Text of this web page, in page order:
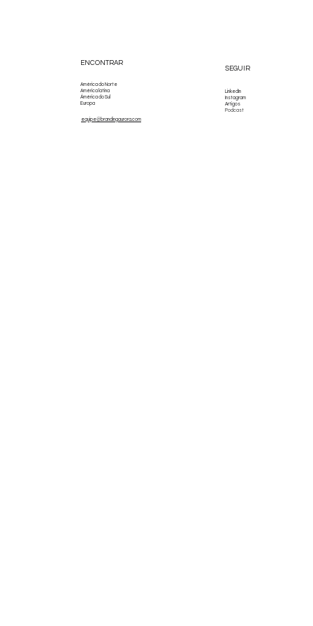
ENCONTRAR
América do Norte
América latina
Ámérica do Sul
Europa
equipe@brandingaurora.com
SEGUIR
LinkedIn
Instagram
Artigos
Podcast